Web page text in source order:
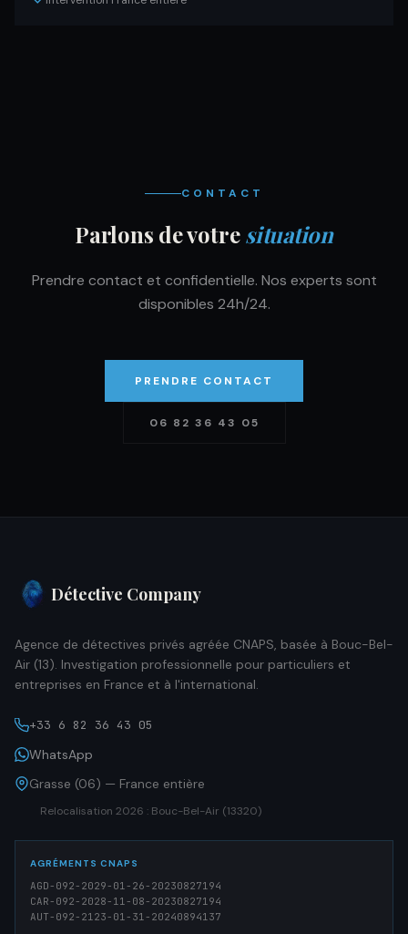
CONTACT
Parlons de votresituation
Prendre contact et confidentielle. Nos experts sont
disponibles 24h/24.
PRENDRE CONTACT
06 82 36 43 05
Détective Company
Agence de détectives privés agréée CNAPS, basée à Bouc-Bel-
Air (13). Investigation professionnelle pour particuliers et
entreprises en France et à l'international.
+33 6 82 36 43 05
WhatsApp
Grasse (06) — France entière
Relocalisation 2026 : Bouc-Bel-Air (13320)
AGRÉMENTS CNAPS
AGD-092-2029-01-26-20230827194
CAR-092-2028-11-08-20230827194
AUT-092-2123-01-31-20240894137